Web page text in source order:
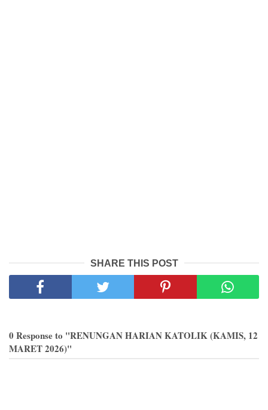
SHARE THIS POST
0 Response to "RENUNGAN HARIAN KATOLIK (KAMIS, 12
MARET 2026)"